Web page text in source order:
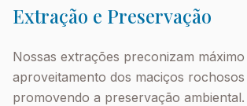
Extração e Preservação
Nossas extrações preconizam máximo
aproveitamento dos maciços
promovendo a preservação